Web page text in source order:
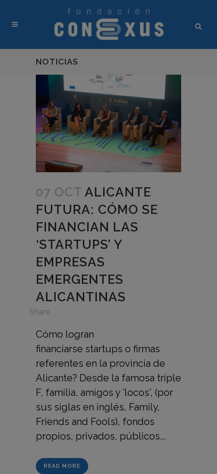
NOTICIAS
07 OCT ALICANTE
FUTURA: CÓMO SE
FINANCIAN LAS
‘STARTUPS’ Y
EMPRESAS
EMERGENTES
ALICANTINAS
Share
Cómo logran
financiarse startups o firmas
referentes en la provincia de
Alicante? Desde la famosa triple
F, familia, amigos y 'locos', (por
sus siglas en inglés, Family,
Friends and Fools), fondos
propios, privados, públicos...
READ MORE